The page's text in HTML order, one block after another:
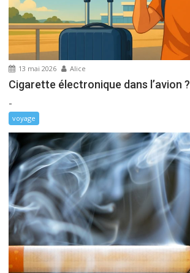
’
a
r
t
i
c
l
e
13 mai 2026 Alice
Cigarette électronique dans l’avion ?
-
voyage